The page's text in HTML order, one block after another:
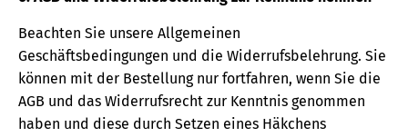
Beachten Sie unsere Allgemeinen
Geschäftsbedingungen und die Widerrufsbelehrung. Sie
können mit der Bestellung nur fortfahren, wenn Sie die
AGB und das Widerrufsrecht zur Kenntnis genommen
haben und diese durch Setzen eines Häkchens